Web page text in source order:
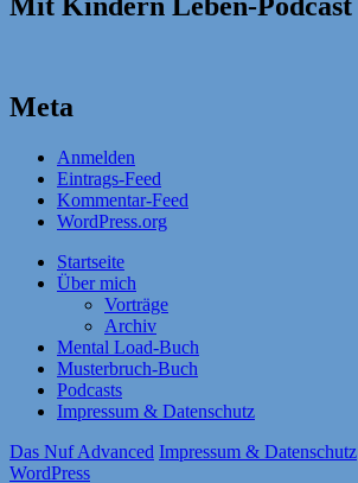
Meta
Anmelden
Eintrags-Feed
Kommentar-Feed
WordPress.org
Startseite
Über mich
Vorträge
Archiv
Mental Load-Buch
Musterbruch-Buch
Podcasts
Impressum & Datenschutz
Das Nuf Advanced Impressum & Datenschutz
WordPress